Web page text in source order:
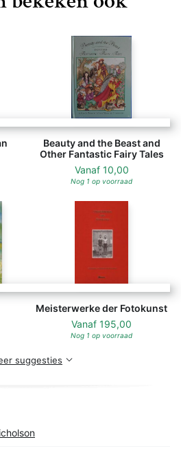
Beauty and the Beast and
Other Fantastic Fairy Tales
Vanaf 10,00
Nog 1 op voorraad
Meisterwerke der Fotokunst
Vanaf 195,00
Nog 1 op voorraad
suggesties